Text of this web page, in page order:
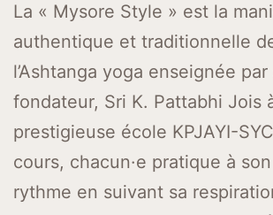
La « Mysore Style » est la
authentique et traditionnelle
l’Ashtanga yoga enseignée par
fondateur, Sri K. Pattabhi Jois
prestigieuse école KPJAYI-
cours, chacun·e pratique à
rythme en suivant sa